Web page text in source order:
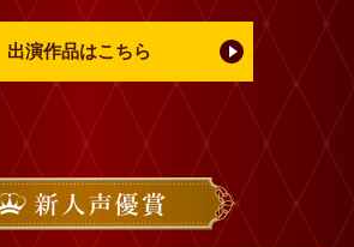
出演作品はこちら